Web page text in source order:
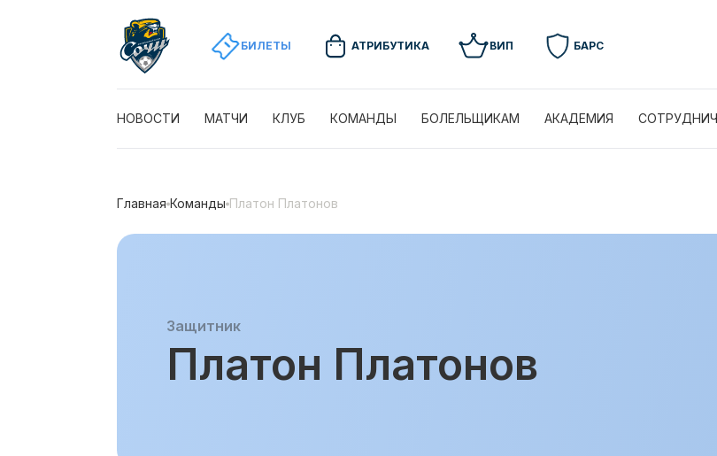
БИЛЕТЫ АТРИБУТИКА ВИП БАРС
НОВОСТИ МАТЧИ КЛУБ КОМАНДЫ БОЛЕЛЬЩИКАМ АКАДЕМИЯ
Главная Команды Платон Платонов
Защитник
Платон Платонов